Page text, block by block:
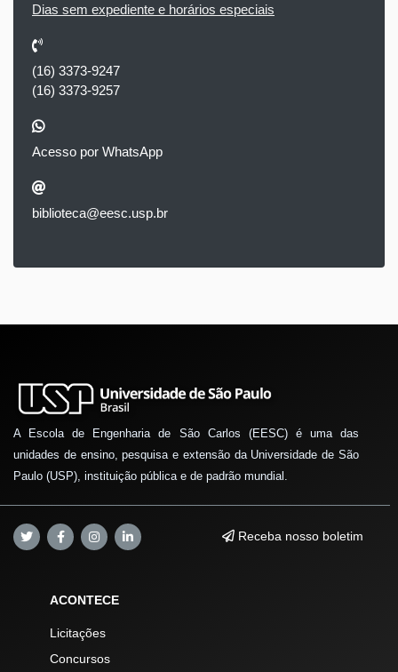
Dias sem expediente e horários especiais
(16) 3373-9247
(16) 3373-9257
Acesso por WhatsApp
biblioteca@eesc.usp.br
A Escola de Engenharia de São Carlos (EESC) é uma das
unidades de ensino, pesquisa e extensão da Universidade de São
Paulo (USP), instituição pública e de padrão mundial.
Receba nosso boletim
ACONTECE
Licitações
Concursos